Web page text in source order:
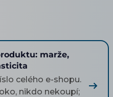
marže,
celého e-shopu.
nikdo nekoupí;